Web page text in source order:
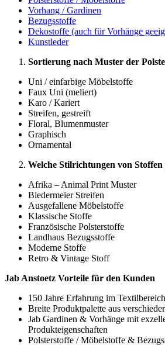
Vorhang / Gardinen
Bezugsstoffe
Dekostoffe (auch für Vorhänge
Kunstleder
Sortierung nach Muster der
Uni / einfarbige Möbelstoffe
Faux Uni (meliert)
Karo / Kariert
Streifen, gestreift
Floral, Blumenmuster
Graphisch
Ornamental
Welche Stilrichtungen von Stoffen
Afrika – Animal Print Muster
Biedermeier Streifen
Ausgefallene Möbelstoffe
Klassische Stoffe
Französische Polsterstoffe
Landhaus Bezugsstoffe
Moderne Stoffe
Retro & Vintage Stoff
Jab Anstoetz Vorteile für den Kunden
150 Jahre Erfahrung im Textilbereich
Breite Produktpalette aus
Jab Gardinen & Vorhänge mit
Produkteigenschaften
Polsterstoffe / Möbelstoffe &